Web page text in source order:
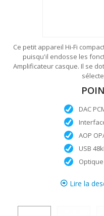
Ce petit appareil Hi-Fi
puisqu'il endosse les
Amplificateur casque. Il se
DAC
AOP
USB
Lire la